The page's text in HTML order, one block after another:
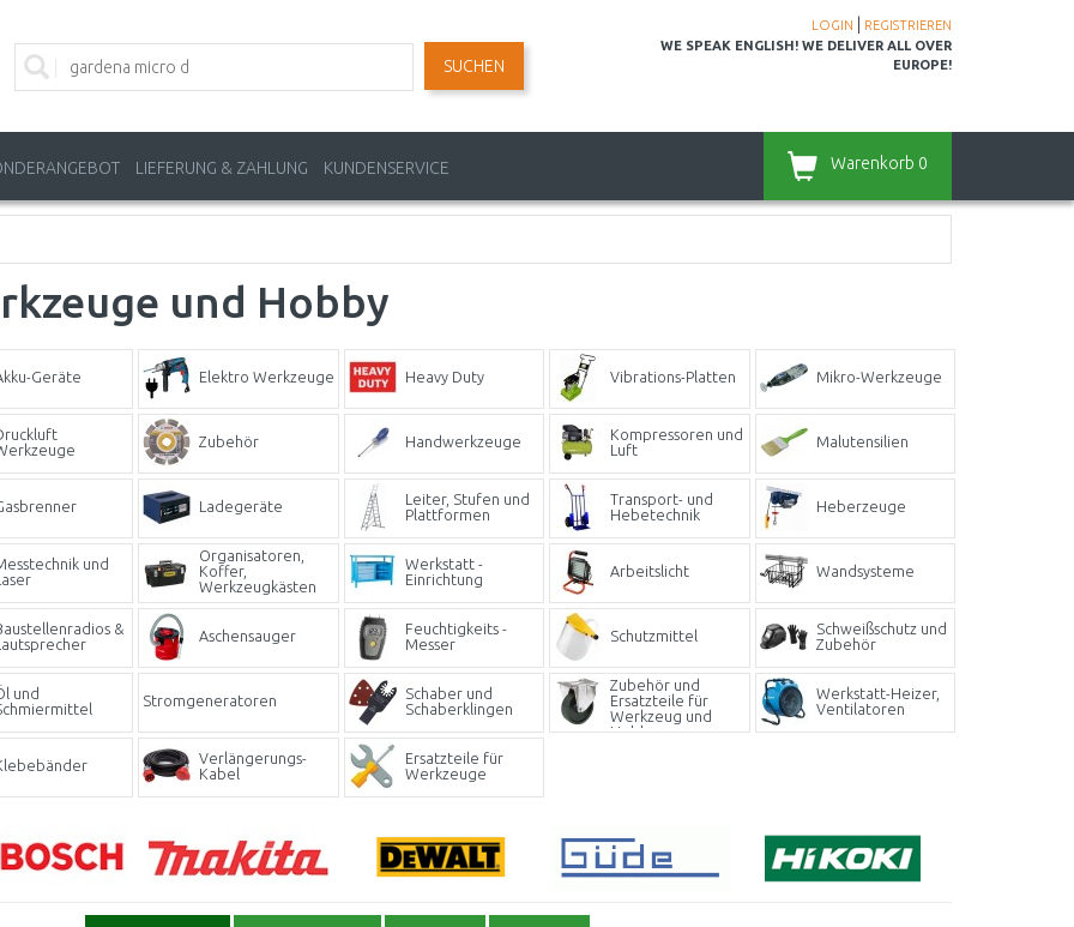
LOGIN
REGISTRIEREN
WE SPEAK ENGLISH! WE DELIVER ALL OVER
EUROPE!
SUCHEN
LIEFERUNG & ZAHLUNG KUNDENSERVICE Warenkorb 0
und Hobby
Geräte Elektro Werkzeuge Heavy Duty Vibrations-Platten Mikro-Werkzeuge
Zubehör Handwerkzeuge
Kompressoren und
Luft
Malutensilien
Ladegeräte
Leiter, Stufen und
Plattformen
Transport- und
Hebetechnik
Heberzeuge
und
Organisatoren,
Koffer,
Werkzeugkästen
Werkstatt -
Einrichtung
Arbeitslicht Wandsysteme
&
Aschensauger
Feuchtigkeits -
Messer
Schutzmittel
Schweißschutz und
Zubehör
und
Stromgeneratoren
Schaber und
Schaberklingen
Zubehör und
Ersatzteile für
Werkzeug und
Hobby
Werkstatt-Heizer,
Ventilatoren
Verlängerungs-
Kabel
Ersatzteile für
Werkzeuge